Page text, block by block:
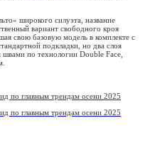
широкого силуэта, название
вариант свободного кроя
свою базовую модель в комплекте с
подкладки, но два слоя
по технологии Double Face,
по главным трендам осени 2025
по главным трендам осени 2025